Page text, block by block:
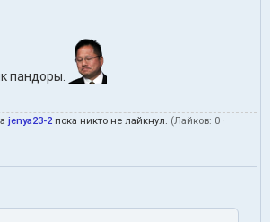
пандоры.
jenya23-2 пока никто не лайкнул. (Лайков: 0 ·